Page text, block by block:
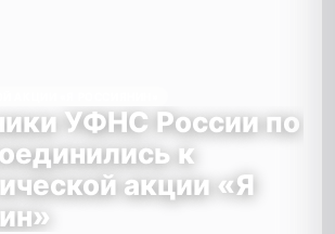
УФНС России по
к
акции «Я